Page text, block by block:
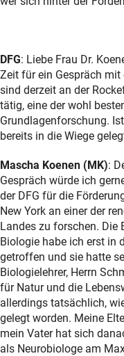
DFG: Liebe Frau Dr.
Zeit für ein Gespräch
sind derzeit an der
tätig, eine der wohl
Grundlagenforschung.
bereits in die Wiege
Mascha Koenen (MK):
Gespräch würde ich
der DFG für die
New York an einer der
Landes zu forschen. Die
Biologie habe ich erst in
getroffen und sie hatte
Biologielehrer, Herrn
für Natur und die
allerdings tatsächlich,
gelegt worden. Meine
mein Vater hat sich
als Neurobiologe am